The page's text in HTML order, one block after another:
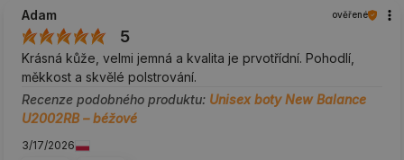
Adam ověřené
5
Krásná kůže, velmi jemná a kvalita je prvotřídní. Pohodlí,
měkkost a skvělé polstrování.
Recenze podobného produktu: Unisex boty New Balance
U2002RB – béžové
3/17/2026